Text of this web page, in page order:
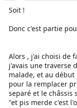
Soit !
Donc c'est partie
Alors , j'ai choisi de
j'avais une traverse
malade, et au
pour la remplacer
separé et le châssis
"et pis merde c'est